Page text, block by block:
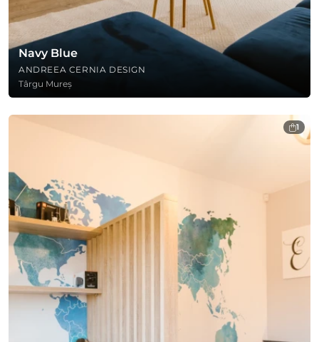
Navy Blue
ANDREEA CERNIA DESIGN
Târgu Mureș
1